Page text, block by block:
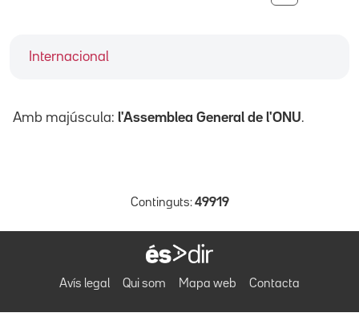
Internacional
Amb majúscula: l'Assemblea General de l'ONU.
Continguts: 49919
Avís legal Qui som Mapa web Contacta